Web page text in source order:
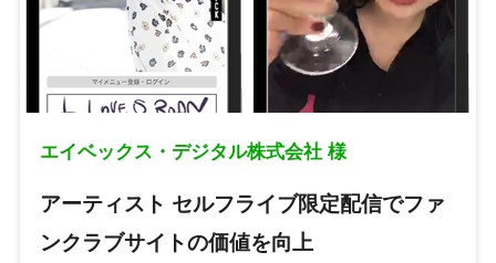
エイベックス・デジタル株式会社 様
アーティスト セルフライブ限定配信でファ
ンクラブサイトの価値を向上